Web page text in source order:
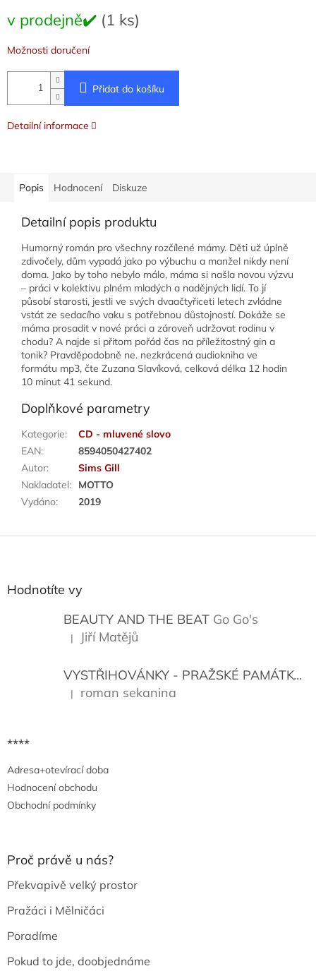
cena:
v prodejně✔️ (1 ks)
Možnosti doručení
Přidat do košíku
Detailní informace
Popis Hodnocení Diskuze
Detailní popis produktu
Humorný román pro všechny rozčílené mámy. Děti už úplně
zdivočely, dům vypadá jako po výbuchu a manžel nikdy není
doma. Jako by toho nebylo málo, máma si našla novou výzvu
– práci v kolektivu plném mladých a nadějných lidí. To jí
působí starosti, jestli ve svých dvaačtyřiceti letech zvládne
vstát ze sedacího vaku s potřebnou důstojností. Dokáže se
máma prosadit v nové práci a zároveň udržovat rodinu v
chodu? A najde si přitom pořád čas na příležitostný gin a
tonik? Pravděpodobně ne. nezkrácená audiokniha ve
formátu mp3, čte Zuzana Slavíková, celková délka 12 hodin
10 minut 41 sekund.
Doplňkové parametry
Kategorie:
CD - mluvené slovo
EAN:
8594050427402
Autor:
Sims Gill
Nakladatel:
MOTTO
Vydáno: 2019
Z
Hodnotíte vy
BEAUTY AND THE BEAT Go Go's
Hodnocení produktu je 5 z 5 hvězdiček.
| Jiří Matějů
VYSTŘIHOVÁNKY - PRAŽSKÉ PAMÁTKY
Hodnocení produktu je 5 z 5 hvězdiček.
| roman sekanina
****
Adresa+otevírací doba
Hodnocení obchodu
Obchodní podmínky
Proč právě u nás?
Překvapivě velký prostor
Pražáci i Mělničáci
Poradíme
Pokud to jde, doobjednáme